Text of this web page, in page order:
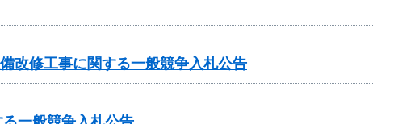
改修工事に関する一般競争入札公告